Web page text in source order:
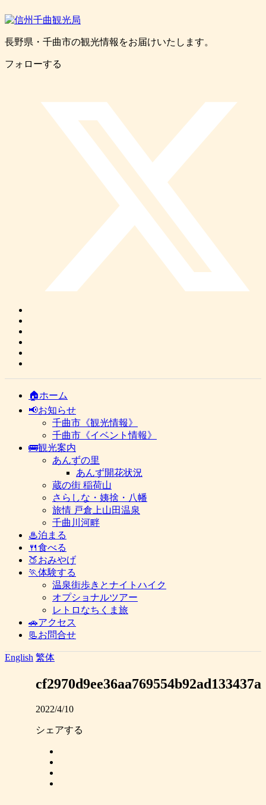
長野県・千曲市の観光情報をお届けいたします。
フォローする
🏠ホーム
📢お知らせ
千曲市《観光情報》
千曲市《イベント情報》
🚌観光案内
あんずの里
あんず開花状況
蔵の街 稲荷山
さらしな・姨捨・八幡
旅情 戸倉上山田温泉
千曲川河畔
♨泊まる
🍴食べる
🍑おみやげ
🏃体験する
温泉街歩きとナイトハイク
オプショナルツアー
レトロなちくま旅
🚗アクセス
📃お問合せ
English 繁体
cf2970d9ee36aa769554b92ad133437a
2022/4/10
シェアする